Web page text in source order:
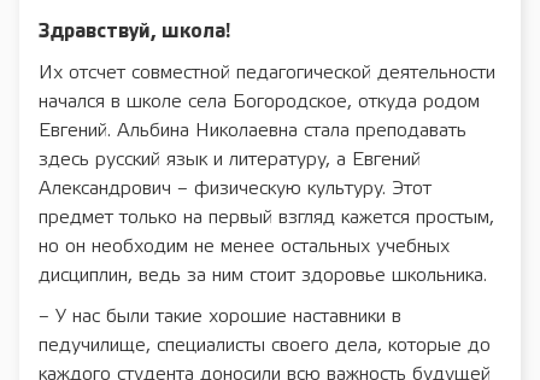
Здравствуй, школа!
Их отсчет совместной педагогической деятельности
начался в школе села Богородское, откуда родом
Евгений. Альбина Николаевна стала преподавать
здесь русский язык и литературу, а Евгений
Александрович – физическую культуру. Этот
предмет только на первый взгляд кажется простым,
но он необходим не менее остальных учебных
дисциплин, ведь за ним стоит здоровье школьника.
– У нас были такие хорошие наставники в
педучилище, специалисты своего дела, которые до
каждого студента доносили всю важность будущей